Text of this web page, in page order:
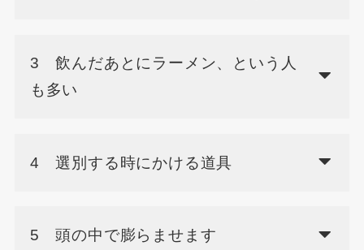
3 飲んだあとにラーメン、という人
も多い
4 選別する時にかける道具
5 頭の中で膨らませます